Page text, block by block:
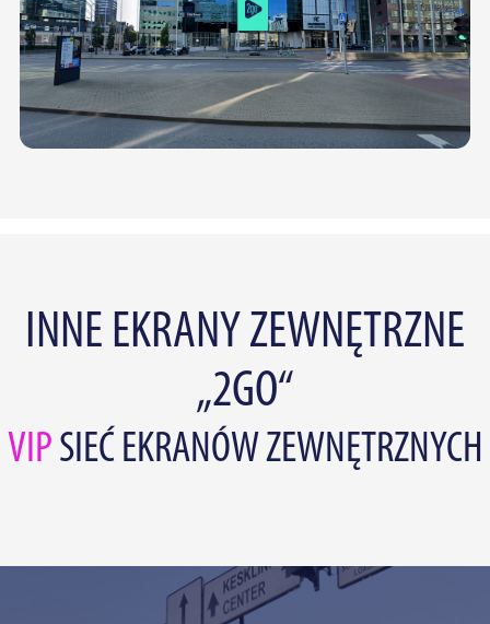
INNE EKRANY ZEWNĘTRZNE
„2GO“
VIP SIEĆ EKRANÓW ZEWNĘTRZNYCH